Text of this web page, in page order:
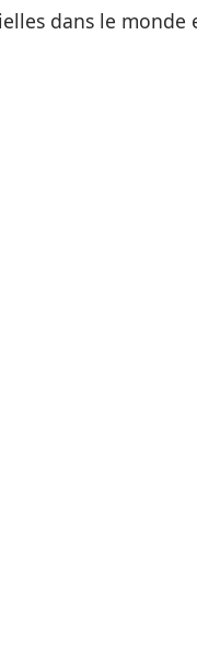
dans le monde